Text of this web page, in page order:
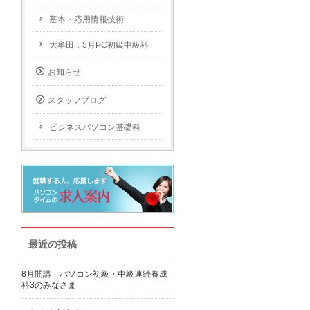
基本・応用情報技術
大牟田：5月PC初級中級科
お知らせ
スタッフブログ
ビジネスパソコン基礎科
最近の投稿
8月開講 パソコン初級・中級連続養成
科3のみなさま